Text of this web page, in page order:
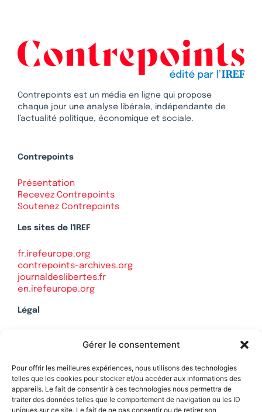
Gérer le consentement
Pour offrir les meilleures expériences, nous utilisons des technologies
telles que les cookies pour stocker et/ou accéder aux informations des
appareils. Le fait de consentir à ces technologies nous permettra de
traiter des données telles que le comportement de navigation ou les ID
uniques sur ce site. Le fait de ne pas consentir ou de retirer son
Contrepoints est un média en ligne qui propose
chaque jour une analyse libérale, indépendante de
l’actualité politique, économique et sociale.
Contrepoints
Présentation
Recevez Contrepoints
Soutenez Contrepoints
Les sites de l'IREF
fr.irefeurope.org
contrepoints-archives.org
journaldeslibertes.fr
en.irefeurope.org
Légal
Politique de confidentialité